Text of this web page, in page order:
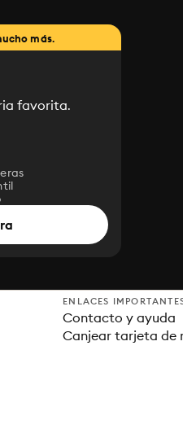
más.
favorita.
ENLACES
Contacto y ayuda
Canjear tarjeta de